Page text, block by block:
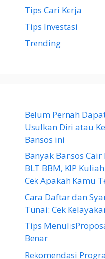
Tips Cari Kerja
Tips Investasi
Trending
Belum Pernah
Usulkan Diri atau
Bansos ini
Banyak Bansos
BLT BBM, KIP
Cek Apakah Kamu
Cara Daftar dan
Tunai: Cek
Tips
Benar
Rekomendasi